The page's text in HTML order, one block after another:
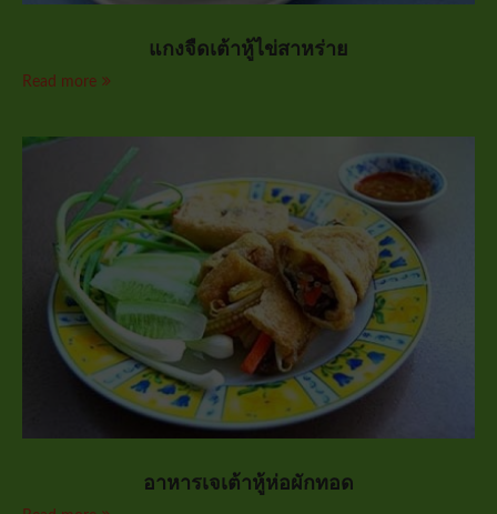
แกงจืดเต้าหู้ไข่สาหร่าย
Read more
อาหารเจเต้าหู้ห่อผักทอด